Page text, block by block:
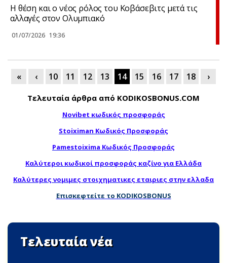
Η θέση και ο νέος ρόλος του Κοβάσεβιτς μετά τις
αλλαγές στον Ολυμπιακό
01/07/2026 19:36
« ‹ 10 11 12 13 14 15 16 17 18 ›
Τελευταία άρθρα από KODIKOSBONUS.COM
Novibet κωδικός προσφοράς
Stoiximan Κωδικός Προσφοράς
Pamestoixima Κωδικός Προσφοράς
Καλύτεροι κωδικοί προσφοράς καζίνο για Ελλάδα
Καλύτερες νομιμες στοιχηματικες εταιριες στην ελλαδα
Επισκεφτείτε το KODIKOSBONUS
Τελευταία νέα